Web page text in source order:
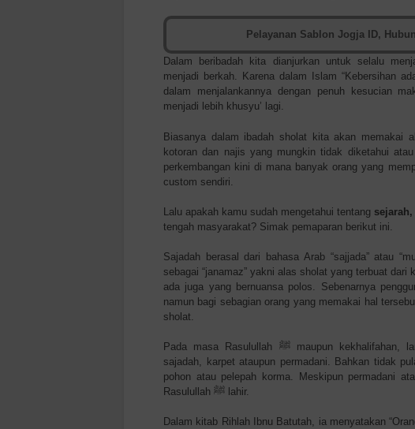
Pelayanan Sablon Jogja ID,
Dalam beribadah kita dianjurkan untuk selalu
menjadi berkah. Karena dalam Islam “Kebersihan
dalam menjalankannya dengan penuh kesucian
menjadi lebih khusyu’ lagi.
Biasanya dalam ibadah sholat kita akan memakai
kotoran dan najis yang mungkin tidak diketahui
perkembangan kini di mana banyak orang yang
custom sendiri.
Lalu apakah kamu sudah mengetahui tentang
tengah masyarakat? Simak pemaparan berikut ini.
Sajadah berasal dari bahasa Arab “sajjada” atau
sebagai “janamaz” yakni alas sholat yang terbuat
ada juga yang bernuansa polos. Sebenarnya
namun bagi sebagian orang yang memakai hal
sholat.
Pada masa Rasulullah ﷺ maupun kekhalifahan,
sajadah, karpet ataupun permadani. Bahkan tidak
pohon atau pelepah korma. Meskipun permadani
Rasulullah ﷺ lahir.
Dalam kitab Rihlah Ibnu Batutah, ia menyatakan